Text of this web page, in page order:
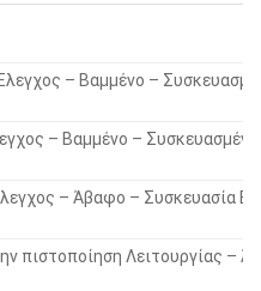
– Βαμμένο –
– Βαμμένο – Συσκευασμένο
– Άβαφο – Συσκευασία
πιστοποίηση Λειτουργίας –